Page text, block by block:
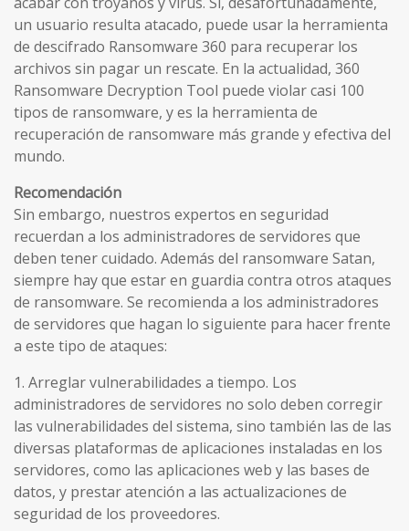
un usuario resulta atacado, puede usar la herramienta
de descifrado Ransomware 360 ​​para recuperar los
archivos sin pagar un rescate. En la actualidad, 360
Ransomware Decryption Tool puede violar casi 100
tipos de ransomware, y es la herramienta de
recuperación de ransomware más grande y efectiva del
mundo.
Recomendación
Sin embargo, nuestros expertos en seguridad
recuerdan a los administradores de servidores que
deben tener cuidado. Además del ransomware Satan,
siempre hay que estar en guardia contra otros ataques
de ransomware. Se recomienda a los administradores
de servidores que hagan lo siguiente para hacer frente
a este tipo de ataques:
1. Arreglar vulnerabilidades a tiempo. Los
administradores de servidores no solo deben corregir
las vulnerabilidades del sistema, sino también las de las
diversas plataformas de aplicaciones instaladas en los
servidores, como las aplicaciones web y las bases de
datos, y prestar atención a las actualizaciones de
seguridad de los proveedores.